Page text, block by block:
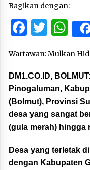
Bagikan dengan:
Wartawan: Mulkan
DM1.CO.ID, BOLMUT:
Pinogaluman,
(Bolmut), Provinsi
desa yang sangat
(gula merah) hingga
Desa yang terletak
dengan Kabupaten